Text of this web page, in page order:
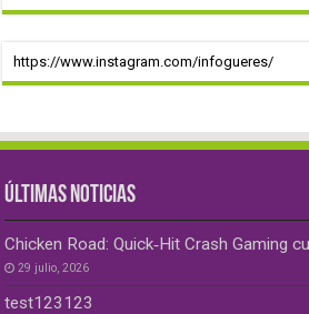
https://www.instagram.com/infogueres/
ÚLTIMAS NOTICIAS
Chicken Road: Quick‑Hit Crash Gaming
29 julio, 2026
test123123